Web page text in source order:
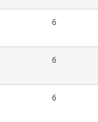
6
6
6